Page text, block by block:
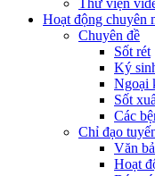
Hoạt động chuyên
Chuyên đề
Sốt rét
Ký
Ngoại
Sốt
Các
Chỉ đạo
Văn
Hoạt